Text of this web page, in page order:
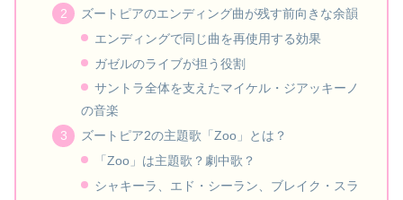
ズートピアのエンディング曲が残す前向きな余韻
エンディングで同じ曲を再使用する効果
ガゼルのライブが担う役割
サントラ全体を支えたマイケル・ジアッキーノ
の音楽
ズートピア2の主題歌「Zoo」とは？
「Zoo」は主題歌？劇中歌？
シャキーラ、エド・シーラン、ブレイク・スラ